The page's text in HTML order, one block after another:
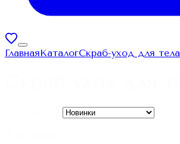
ГлавнаяКаталогСкраб-уход для тела